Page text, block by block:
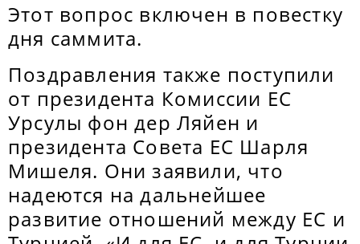
Этот вопрос включен в повестку
дня саммита.
Поздравления также поступили
от президента Комиссии ЕС
Урсулы фон дер Ляйен и
президента Совета ЕС Шарля
Мишеля. Они заявили, что
надеются на дальнейшее
развитие отношений между ЕС и